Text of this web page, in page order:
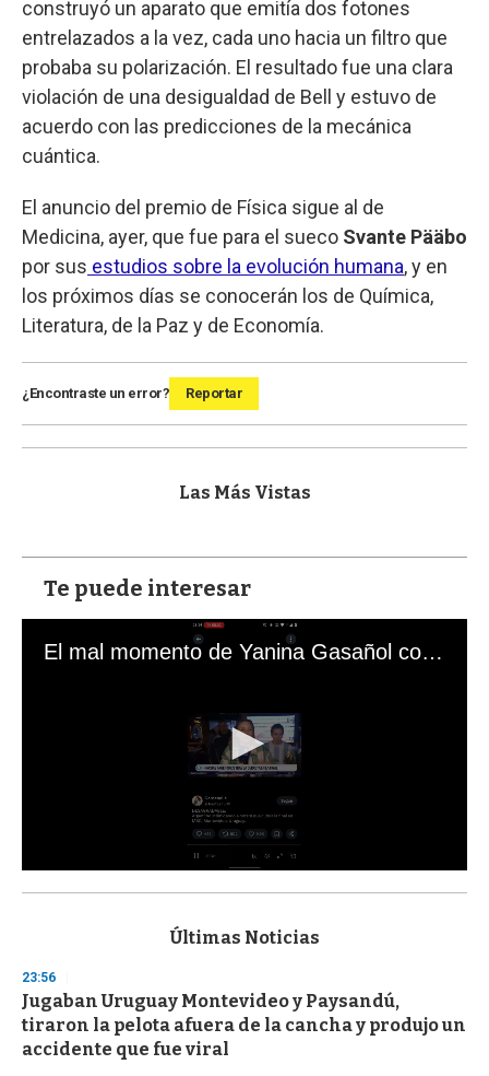
construyó un aparato que emitía dos fotones
entrelazados a la vez, cada uno hacia un filtro que
probaba su polarización. El resultado fue una clara
violación de una desigualdad de Bell y estuvo de
acuerdo con las predicciones de la mecánica
cuántica.
El anuncio del premio de Física sigue al de
Medicina, ayer, que fue para el sueco Svante Pääbo
por sus estudios sobre la evolución humana, y en
los próximos días se conocerán los de Química,
Literatura, de la Paz y de Economía.
¿Encontraste un error? Reportar
Las Más Vistas
Te puede interesar
El mal momento de Yanina Gasañol con un hincha argentino en "Subrayado"
s
d
s
o
f
3
Últimas Noticias
23:56
Jugaban Uruguay Montevideo y Paysandú,
tiraron la pelota afuera de la cancha y produjo un
accidente que fue viral